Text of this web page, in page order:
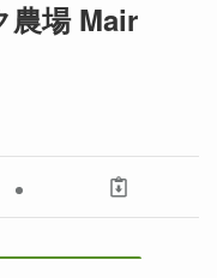
場 Mair